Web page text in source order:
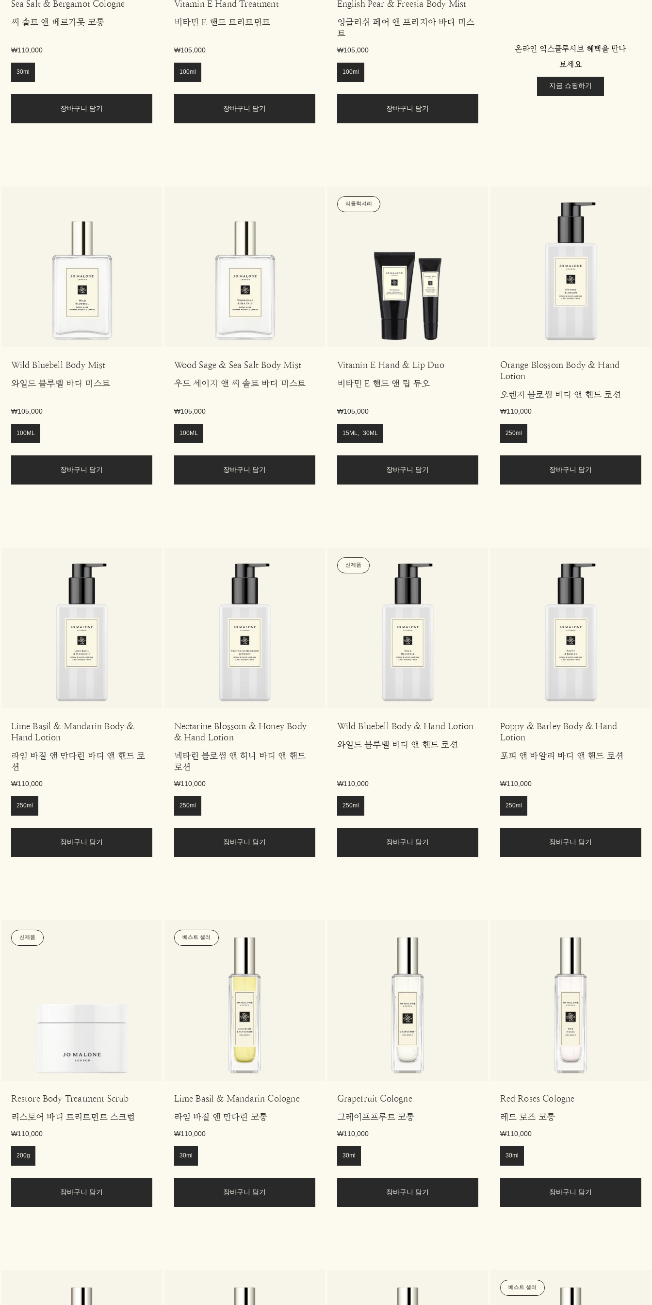
Sea Salt & Bergamot Cologne
씨 솔트 앤 베르가못 코롱
₩110,000
30ml
장바구니 담기
Vitamin E Hand Treatment
비타민 E 핸드 트리트먼트
₩105,000
100ml
장바구니 담기
English Pear & Freesia Body Mist
잉글리쉬 페어 앤 프리지아 바디 미스
트
₩105,000
100ml
장바구니 담기
온라인 익스클루시브 혜택을 만나
보세요
지금 쇼핑하기
Wild Bluebell Body Mist
와일드 블루벨 바디 미스트
₩105,000
100ML
장바구니 담기
Wood Sage & Sea Salt Body Mist
우드 세이지 앤 씨 솔트 바디 미스트
₩105,000
100ML
장바구니 담기
리틀럭셔리
Vitamin E Hand & Lip Duo
비타민 E 핸드 앤 립 듀오
₩105,000
15ML, 30ML
장바구니 담기
Orange Blossom Body & Hand
Lotion
오렌지 블로썸 바디 앤 핸드 로션
₩110,000
250ml
장바구니 담기
Lime Basil & Mandarin Body &
Hand Lotion
라임 바질 앤 만다린 바디 앤 핸드 로
션
₩110,000
250ml
장바구니 담기
Nectarine Blossom & Honey Body
& Hand Lotion
넥타린 블로썸 앤 허니 바디 앤 핸드
로션
₩110,000
250ml
장바구니 담기
신제품
Wild Bluebell Body & Hand Lotion
와일드 블루벨 바디 앤 핸드 로션
₩110,000
250ml
장바구니 담기
Poppy & Barley Body & Hand
Lotion
포피 앤 바알리 바디 앤 핸드 로션
₩110,000
250ml
장바구니 담기
신제품
Restore Body Treatment Scrub
리스토어 바디 트리트먼트 스크럽
₩110,000
200g
장바구니 담기
베스트 셀러
Lime Basil & Mandarin Cologne
라임 바질 앤 만다린 코롱
₩110,000
30ml
장바구니 담기
Grapefruit Cologne
그레이프프루트 코롱
₩110,000
30ml
장바구니 담기
Red Roses Cologne
레드 로즈 코롱
₩110,000
30ml
장바구니 담기
베스트 셀러